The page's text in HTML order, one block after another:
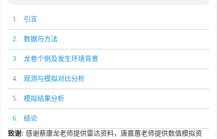
1. 引言
2. 数据与方法
3. 龙卷个例及发生环境背景
4. 观测与模拟对比分析
5. 模拟结果分析
6. 结论
致谢: 感谢蔡康龙老师提供雷达资料，唐嘉蕙老师提供数值模拟资